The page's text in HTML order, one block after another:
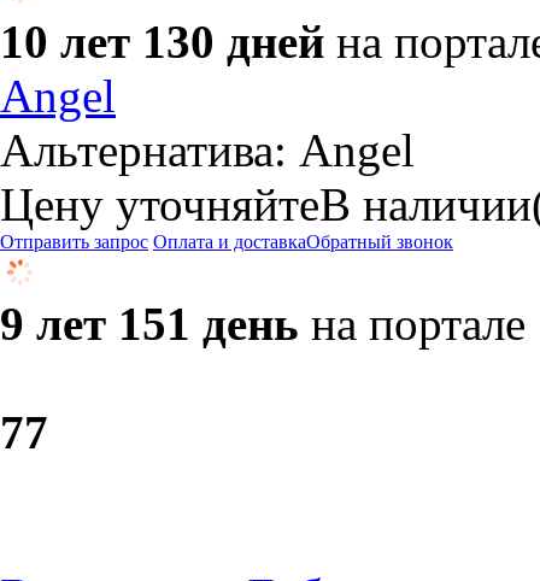
10 лет 130 дней на
Angel
Альтернатива: Angel
Цену уточняйтеВ наличии
Отправить запрос Оплата и доставкаОбратный звонок
9 лет 151 день на портале
77